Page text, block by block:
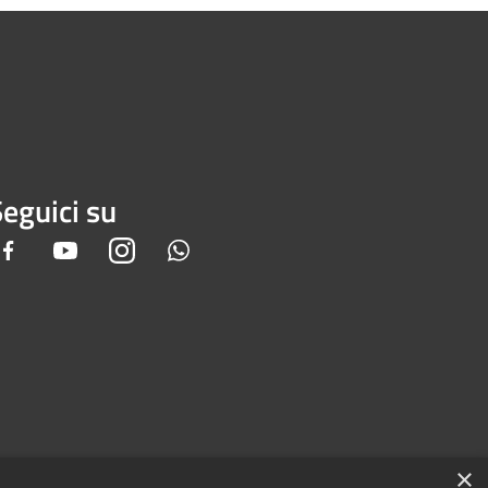
su
Facebook YoutubeInstagram
×